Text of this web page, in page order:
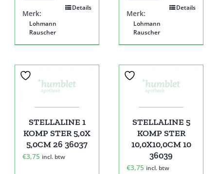
Details
Merk:
Lohmann
Rauscher
Details
Merk:
Lohmann
Rauscher
STELLALINE 1
KOMP STER 5,0X
5,0CM 26 36037
€3,75 incl. btw
STELLALINE 5
KOMP STER
10,0X10,0CM 10
36039
€3,75 incl. btw